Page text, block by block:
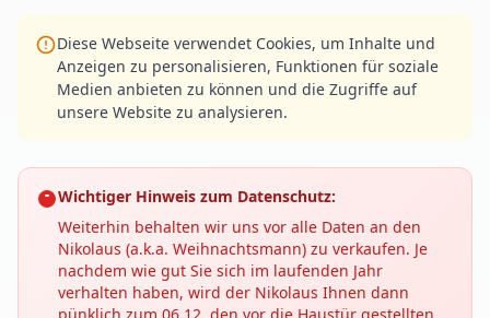
Diese Webseite verwendet Cookies, um Inhalte und
Anzeigen zu personalisieren, Funktionen für soziale
Medien anbieten zu können und die Zugriffe auf
unsere Website zu analysieren.
Wichtiger Hinweis zum Datenschutz:
Weiterhin behalten wir uns vor alle Daten an den
Nikolaus (a.k.a. Weihnachtsmann) zu verkaufen. Je
nachdem wie gut Sie sich im laufenden Jahr
verhalten haben, wird der Nikolaus Ihnen dann